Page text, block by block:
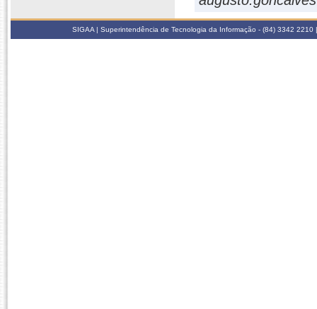
SIGAA | Superintendência de Tecnologia da Informação - (84) 3342